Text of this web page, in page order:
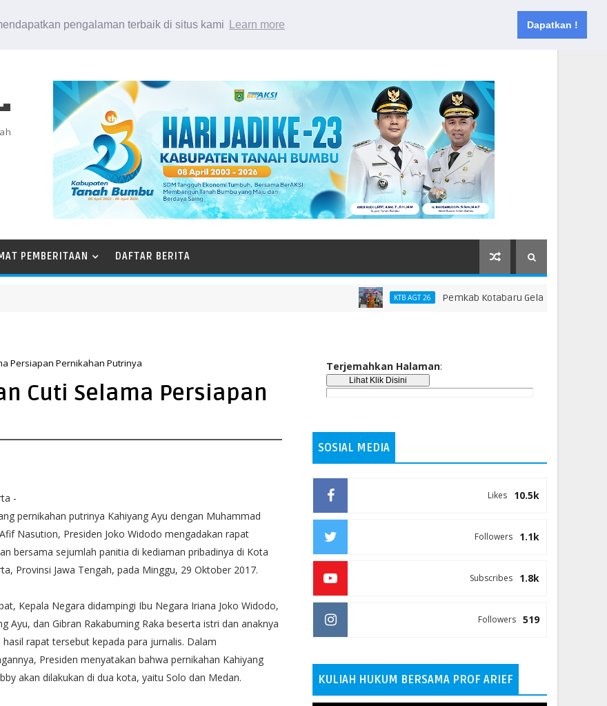
pengalaman terbaik di situs kami Learn more Dapatkan !
Kontak
PEMBERITAAN DAFTAR BERITA
KTB AGT 26 Pemkab Kotabaru Gelar HAN 2026, Dorong
Persiapan Pernikahan Putrinya
Cuti Selama Persiapan
-
pernikahan putrinya Kahiyang Ayu dengan Muhammad
Nasution, Presiden Joko Widodo mengadakan rapat
bersama sejumlah panitia di kediaman pribadinya di Kota
Provinsi Jawa Tengah, pada Minggu, 29 Oktober 2017.
Kepala Negara didampingi Ibu Negara Iriana Joko Widodo,
Ayu, dan Gibran Rakabuming Raka beserta istri dan anaknya
hasil rapat tersebut kepada para jurnalis. Dalam
Presiden menyatakan bahwa pernikahan Kahiyang
akan dilakukan di dua kota, yaitu Solo dan Medan.
Terjemahkan Halaman:
SOSIAL MEDIA
10.5k
Likes
1.1k
Followers
1.8k
Subscribes
519
Followers
KULIAH HUKUM BERSAMA PROF ARIEF